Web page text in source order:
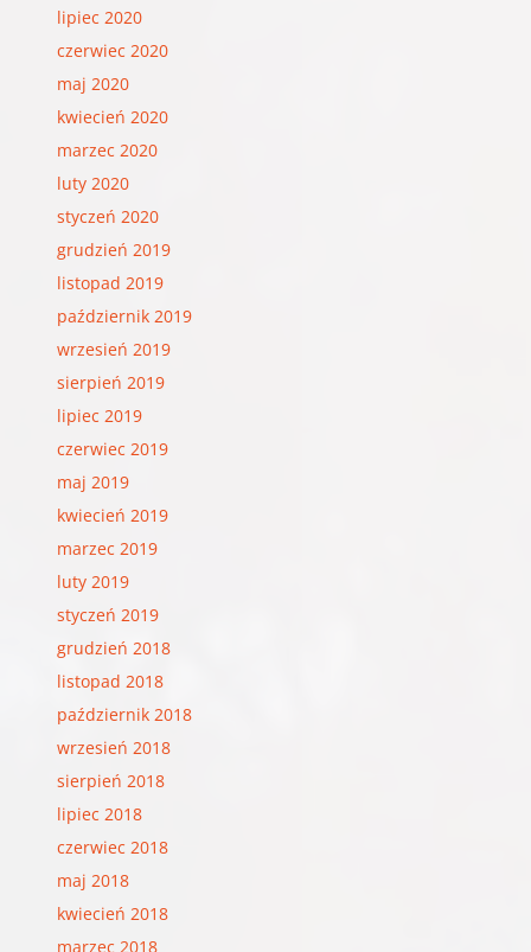
lipiec 2020
czerwiec 2020
maj 2020
kwiecień 2020
marzec 2020
luty 2020
styczeń 2020
grudzień 2019
listopad 2019
październik 2019
wrzesień 2019
sierpień 2019
lipiec 2019
czerwiec 2019
maj 2019
kwiecień 2019
marzec 2019
luty 2019
styczeń 2019
grudzień 2018
listopad 2018
październik 2018
wrzesień 2018
sierpień 2018
lipiec 2018
czerwiec 2018
maj 2018
kwiecień 2018
marzec 2018